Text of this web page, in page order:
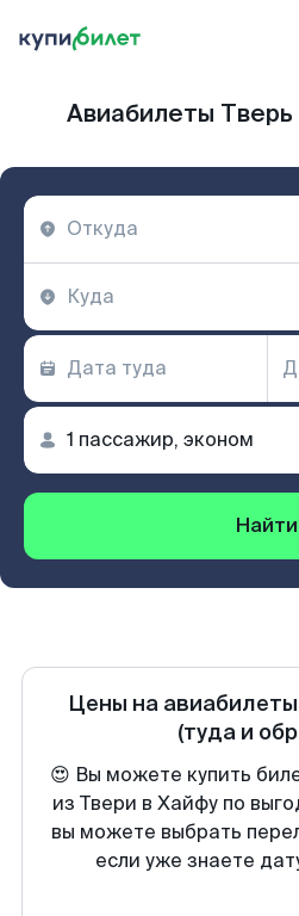
Авиабилеты
Найти
Цены на авиабилеты
(туда и
😍 Вы можете купить
из Твери в Хайфу по
вы можете выбрать
если уже знаете